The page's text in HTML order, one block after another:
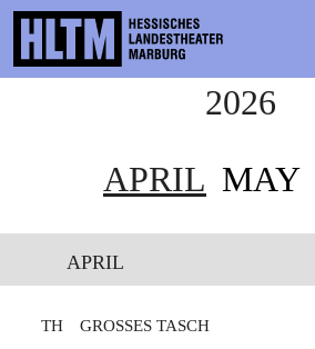
PODCAST
SCHEDULE
2026
APRIL MAY
APRIL
TH GROSSES TASCH